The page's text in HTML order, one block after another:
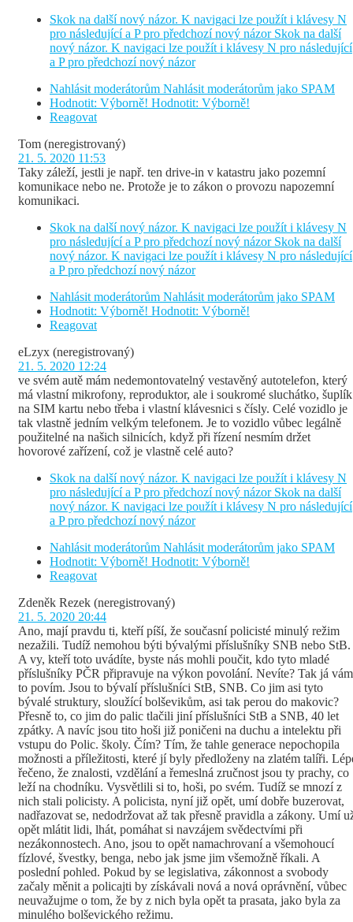
Skok na další nový názor. K navigaci lze použít i klávesy N
pro následující a P pro předchozí nový názor Skok na další
nový názor. K navigaci lze použít i klávesy N pro následující
a P pro předchozí nový názor
Nahlásit moderátorům Nahlásit moderátorům jako SPAM
Hodnotit: Výborně! Hodnotit: Výborně!
Reagovat
Tom (neregistrovaný)
21. 5. 2020 11:53
Taky záleží, jestli je např. ten drive-in v katastru jako pozemní
komunikace nebo ne. Protože je to zákon o provozu napozemní
komunikaci.
Skok na další nový názor. K navigaci lze použít i klávesy N
pro následující a P pro předchozí nový názor Skok na další
nový názor. K navigaci lze použít i klávesy N pro následující
a P pro předchozí nový názor
Nahlásit moderátorům Nahlásit moderátorům jako SPAM
Hodnotit: Výborně! Hodnotit: Výborně!
Reagovat
eLzyx (neregistrovaný)
21. 5. 2020 12:24
ve svém autě mám nedemontovatelný vestavěný autotelefon, který
má vlastní mikrofony, reproduktor, ale i soukromé sluchátko, šuplík
na SIM kartu nebo třeba i vlastní klávesnici s čísly. Celé vozidlo je
tak vlastně jedním velkým telefonem. Je to vozidlo vůbec legálně
použitelné na našich silnicích, když při řízení nesmím držet
hovorové zařízení, což je vlastně celé auto?
Skok na další nový názor. K navigaci lze použít i klávesy N
pro následující a P pro předchozí nový názor Skok na další
nový názor. K navigaci lze použít i klávesy N pro následující
a P pro předchozí nový názor
Nahlásit moderátorům Nahlásit moderátorům jako SPAM
Hodnotit: Výborně! Hodnotit: Výborně!
Reagovat
Zdeněk Rezek (neregistrovaný)
21. 5. 2020 20:44
Ano, mají pravdu ti, kteří píší, že současní policisté minulý režim
nezažili. Tudíž nemohou býti bývalými příslušníky SNB nebo StB.
A vy, kteří toto uvádíte, byste nás mohli poučit, kdo tyto mladé
příslušníky PČR připravuje na výkon povolání. Nevíte? Tak já vám
to povím. Jsou to bývalí příslušníci StB, SNB. Co jim asi tyto
bývalé struktury, sloužící bolševikům, asi tak perou do makovic?
Přesně to, co jim do palic tlačili jiní příslušníci StB a SNB, 40 let
zpátky. A navíc jsou tito hoši již poničeni na duchu a intelektu při
vstupu do Polic. školy. Čím? Tím, že tahle generace nepochopila
možnosti a příležitosti, které jí byly předloženy na zlatém talíři.
řečeno, že znalosti, vzdělání a řemeslná zručnost jsou ty prachy, co
leží na chodníku. Vysvětlili si to, hoši, po svém. Tudíž se mnozí z
nich stali policisty. A policista, nyní již opět, umí dobře buzerovat,
nadřazovat se, nedodržovat až tak přesně pravidla a zákony. Umí
opět mlátit lidi, lhát, pomáhat si navzájem svědectvími při
nezákonnostech. Ano, jsou to opět namachrovaní a všemohoucí
fízlové, švestky, benga, nebo jak jsme jim všemožně říkali. A
poslední pohled. Pokud by se legislativa, zákonnost a svobody
začaly měnit a policajti by získávali nová a nová oprávnění, vůbec
neuvažujme o tom, že by z nich byla opět ta prasata, jako byla za
minulého bolševického režimu.